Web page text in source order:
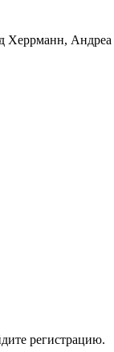
регистрацию.